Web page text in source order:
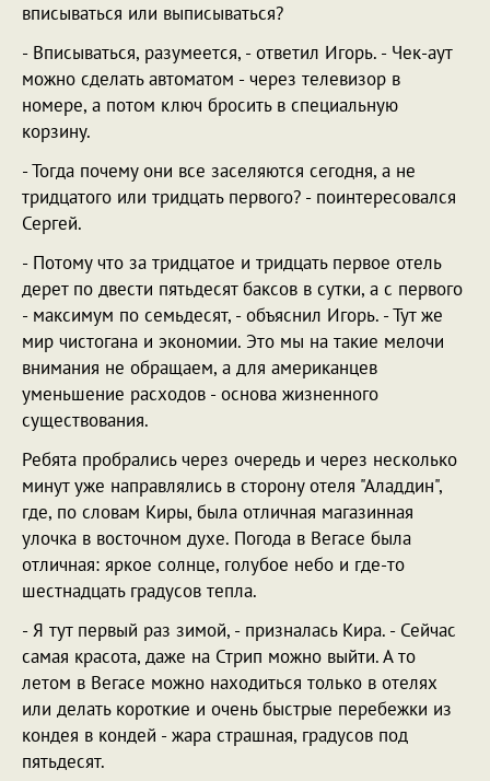
вписываться или выписываться?
- Вписываться, разумеется, - ответил Игорь. - Чек-аут
можно сделать автоматом - через телевизор в
номере, а потом ключ бросить в специальную
корзину.
- Тогда почему они все заселяются сегодня, а не
тридцатого или тридцать первого? - поинтересовался
Сергей.
- Потому что за тридцатое и тридцать первое отель
дерет по двести пятьдесят баксов в сутки, а с первого
- максимум по семьдесят, - объяснил Игорь. - Тут же
мир чистогана и экономии. Это мы на такие мелочи
внимания не обращаем, а для американцев
уменьшение расходов - основа жизненного
существования.
Ребята пробрались через очередь и через несколько
минут уже направлялись в сторону отеля "Аладдин",
где, по словам Киры, была отличная магазинная
улочка в восточном духе. Погода в Вегасе была
отличная: яркое солнце, голубое небо и где-то
шестнадцать градусов тепла.
- Я тут первый раз зимой, - призналась Кира. - Сейчас
самая красота, даже на Стрип можно выйти. А то
летом в Вегасе можно находиться только в отелях
или делать короткие и очень быстрые перебежки из
кондея в кондей - жара страшная, градусов под
пятьдесят.